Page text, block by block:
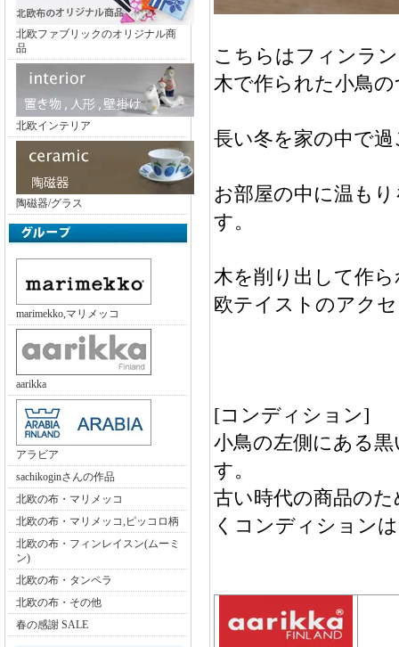
北欧ファブリックのオリジナル商
品
北欧インテリア
陶磁器/グラス
marimekko,マリメッコ
aarikka
アラビア
sachikoginさんの作品
北欧の布・マリメッコ
北欧の布・マリメッコ,ピッコロ柄
北欧の布・フィンレイスン(ムーミ
ン)
北欧の布・タンペラ
北欧の布・その他
春の感謝 SALE
こちらはフィンラ
木で作られた小鳥
長い冬を家の中で
お部屋の中に温も
す。
木を削り出して作
欧テイストのアク
[コンディション]
小鳥の左側にある
す。
古い時代の商品の
くコンディション